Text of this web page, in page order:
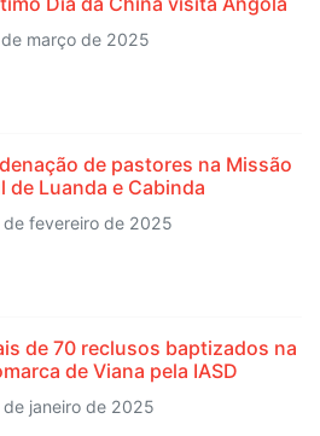
março de 2025
de pastores na Missão
de Luanda e Cabinda
de fevereiro de 2025
de 70 reclusos baptizados na
de Viana pela IASD
janeiro de 2025